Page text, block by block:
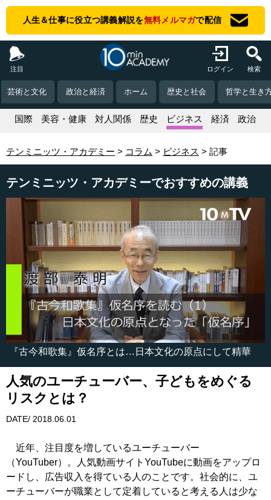
人生＆仕事に役立つ講義解説を無料メルマガで配信
注目 ログイン 検索
芸術と文化 政治と経済 ホーム 歴史と社会 哲学と生き
国際 美容・健康 対人関係 歴史 ビジネス 経済 政治
テンミニッツ・アカデミー コラム ビジネス 記事
テンミニッツ・アカデミーでおすすめの講義
『古今和歌集』仮名序とは…日本文化の原点にして精華
人気のユーチューバー、子どもをめぐる
リスクとは？
DATE/ 2018.06.01
近年、注目度を増しているユーチューバー
（YouTuber）。人気動画サイトYouTubeに動画をアップロ
ードし、広告収入を得ている人のことです。社会的に、ユ
ーチューバーが職業として定着していると考える人は少な